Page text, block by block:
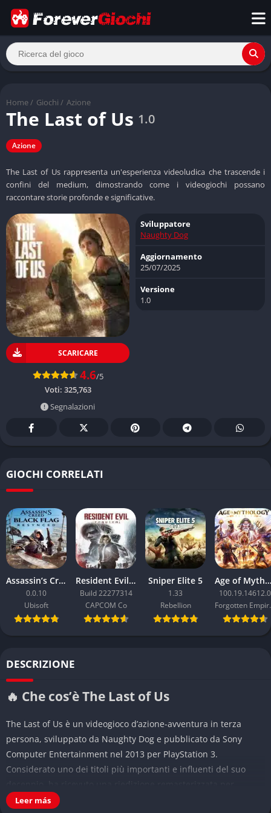
Home / Giochi / Azione
The Last of Us 1.0
Azione
The Last of Us rappresenta un'esperienza videoludica che trascende i
confini del medium, dimostrando come i videogiochi possano
raccontare storie profonde e significative.
SCARICARE
4.6/5
Voti: 325,763
Segnalazioni
Sviluppatore
Naughty Dog
Aggiornamento
25/07/2025
Versione
1.0
GIOCHI CORRELATI
Assassin’s Creed Black Flag Resynced
0.0.10
Ubisoft
Resident Evil Requiem
Build 22277314
CAPCOM Co
Sniper Elite 5
1.33
Rebellion
Age of Mythology: Retold
100.19.14612.0
DESCRIZIONE
🔥 Che cos’è The Last of Us
The Last of Us è un videogioco d’azione-avventura in terza
persona, sviluppato da Naughty Dog e pubblicato da Sony
Computer Entertainment nel 2013 per PlayStation 3.
Considerato uno dei titoli più importanti e influenti del suo
PlayStation 4 e un remake completo nel 2022 per PlayStation 5,
Leer más